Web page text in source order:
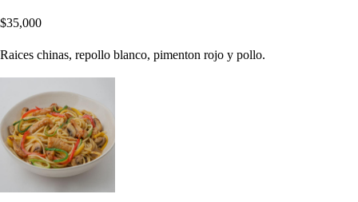
$35,000
Raices chinas, repollo blanco, pimenton rojo y pollo.